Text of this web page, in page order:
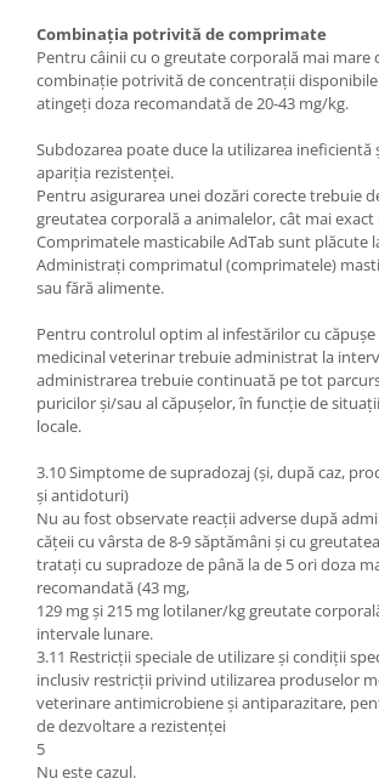
Combinația potrivită de comprimate
Pentru câinii cu o greutate corporală mai mare
combinație potrivită de concentrații disponibile
atingeți doza recomandată de 20-43 mg/kg.
Subdozarea poate duce la utilizarea ineficientă
apariția rezistenței.
Pentru asigurarea unei dozări corecte trebuie
greutatea corporală a animalelor, cât mai exact
Comprimatele masticabile AdTab sunt plăcute
Administrați comprimatul (comprimatele)
sau fără alimente.
Pentru controlul optim al infestărilor cu
medicinal veterinar trebuie administrat la
administrarea trebuie continuată pe tot
puricilor și/sau al căpușelor, în funcție de
locale.
3.10 Simptome de supradozaj (și, după caz,
și antidoturi)
Nu au fost observate reacții adverse după
cățeii cu vârsta de 8-9 săptămâni și cu
tratați cu supradoze de până la de 5 ori doza
recomandată (43 mg,
129 mg și 215 mg lotilaner/kg greutate
intervale lunare.
3.11 Restricții speciale de utilizare și condiții
inclusiv restricții privind utilizarea produselor
veterinare antimicrobiene și antiparazitare,
de dezvoltare a rezistenței
5
Nu este cazul.